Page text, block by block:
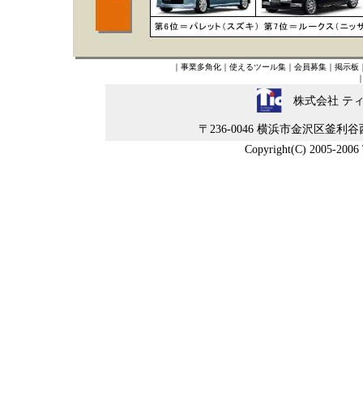
｜ 事業多角化｜ 使えるツール集｜ 会員募集｜ 掲示板
株式会社 テ
〒236-0046 横浜市金沢区釜利
Copyright(C) 2005-